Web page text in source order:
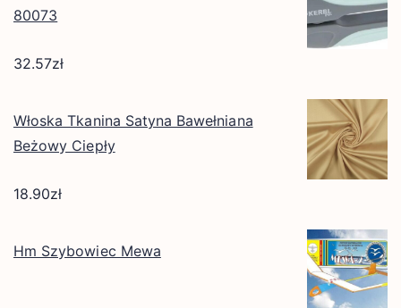
80073
32.57zł
Włoska Tkanina Satyna Bawełniana
Beżowy Ciepły
18.90zł
Hm Szybowiec Mewa